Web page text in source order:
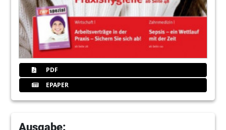
Lutz V. Hiller, Christin Bunn
111Zahnersatz mal anders
Christin Bunn
112Ein starkes Team für die
Implantatprothetik
Carolin Gersin
114Inserentenverzeichnis/ Impressum
PDF
EPAPER
Ausgabe: